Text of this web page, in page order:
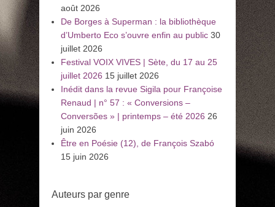
août 2026
De Borges à Superman : la bibliothèque
d’Umberto Eco s’ouvre enfin au public 30
juillet 2026
Festival VOIX VIVES | Sète, du 17 au 25
juillet 2026 15 juillet 2026
Inédit dans la revue Sigila pour Françoise
Renaud | n° 57 : « Conversions –
Conversões » | printemps – été 2026 26
juin 2026
Être en Poésie (12), de François Szabó
15 juin 2026
Auteurs par genre